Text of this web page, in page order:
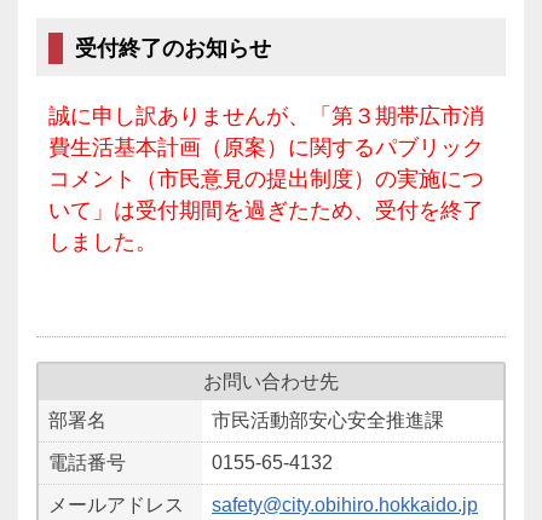
受付終了のお知らせ
誠に申し訳ありませんが、「第３期帯広市消
費生活基本計画（原案）に関するパブリック
コメント（市民意見の提出制度）の実施につ
いて」は受付期間を過ぎたため、受付を終了
しました。
お問い合わせ先
部署名
市民活動部安心安全推進課
電話番号 0155-65-4132
メールアドレス safety@city.obihiro.hokkaido.jp